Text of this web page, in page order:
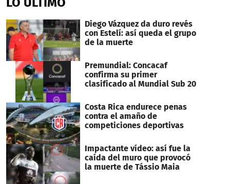
1
39
seconds
Diego Vázquez da duro revés
con Estelí: así queda el grupo
de la muerte
Premundial: Concacaf
confirma su primer
clasificado al Mundial Sub 20
Costa Rica endurece penas
contra el amaño de
competiciones deportivas
Impactante vídeo: así fue la
caída del muro que provocó
la muerte de Tássio Maia